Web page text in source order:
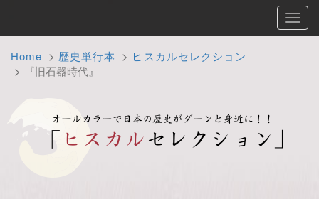
Home 歴史単行本
ヒスカルセレクション
『旧石器時代』